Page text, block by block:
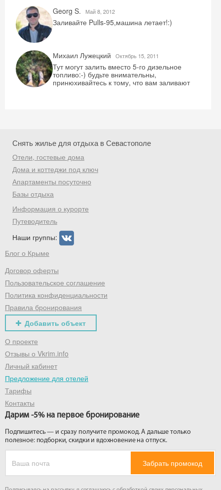
Georg S.
Май 8, 2012
Заливайте Pulls-95,машина летает!:)
Михаил Лужецкий Октябрь 15, 2011
Тут могут залить вместо 5-го дизельное
топливо:-) будьте внимательны,
принюхивайтесь к тому, что вам заливают
Снять жилье для отдыха в Севастополе
Отели, гостевые дома
Дома и коттеджи под ключ
Апартаменты посуточно
Базы отдыха
Информация о курорте
Путеводитель
Наши группы:
Блог о Крыме
Договор оферты
Пользовательское соглашение
Политика конфиденциальности
Правила бронирования
Добавить объект
О проекте
Отзывы о Vkrim.info
Личный кабинет
Предложение для отелей
Тарифы
Контакты
Дарим -5% на первое бронирование
Подпишитесь — и сразу получите промокод. А дальше только
полезное: подборки, скидки и вдохновение на отпуск.
Забрать промокод